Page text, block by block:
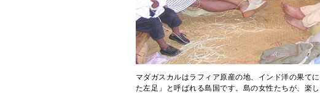
マダガスカルはラフィア原産の地、インド洋の果て
た左足」と呼ばれる島国です。島の女性たちが、楽